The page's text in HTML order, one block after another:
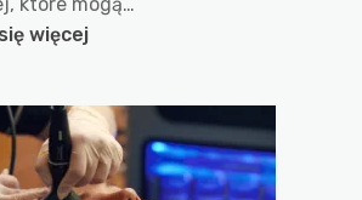
więcej:
polskich
sklepów
–